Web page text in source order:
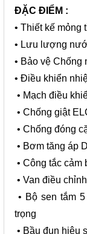
ĐẶC ĐIỂM :
• Thiết kế mỏng
• Lưu lượng
• Bảo vệ
• Điều khiển
• Mạch điều
• Chống giật
• Chống đóng
• Bơm tăng áp
• Công tắc
• Van điều
• Bộ sen tắm
trọng
• Bầu đun hiệu